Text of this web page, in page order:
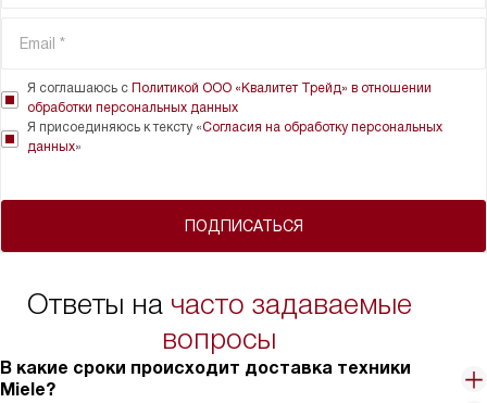
ПОДПИСАТЬСЯ
Я соглашаюсь с Политикой ООО «Квалитет Трейд» в отношении
обработки персональных данных
Я присоединяюсь к тексту «Согласия на обработку персональных
данных»
Ответы на часто задаваемые
вопросы
В какие сроки происходит доставка техники
Miele?